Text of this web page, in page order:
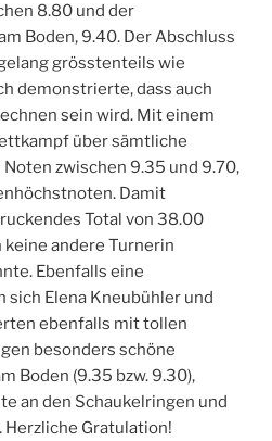
8.80 und der
Boden, 9.40. Der Abschluss
grösstenteils wie
demonstrierte, dass auch
sein wird. Mit einem
über sämtliche
zwischen 9.35 und 9.70,
Damit
Total von 38.00
andere Turnerin
Ebenfalls eine
Elena Kneubühler und
ebenfalls mit tollen
besonders schöne
Boden (9.35 bzw. 9.30),
an den Schaukelringen und
Herzliche Gratulation!